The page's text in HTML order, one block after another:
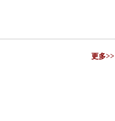
更多>>